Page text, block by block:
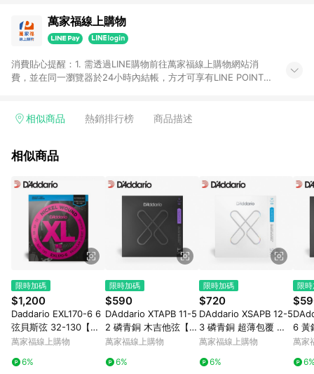
萬家福線上購物
消費貼心提醒：1. 需透過LINE購物前往萬家福線上購物網站消
費，並在同一瀏覽器於24小時內結帳，方才可享有LINE POINTS
4. 不具回饋資格種類商品：電子禮券。 5. 回饋點數計算將排除訂
錄，相關問題請於保留時間內聯絡客服中心，並由康達盛通生活
提供簡單、快速、輕鬆的購物流程及體驗，將不定期推出精選、
話題性或期間限定商品來滿足您的喜好。
相似商品 熱銷排行榜 商品描述
相似商品
限時加碼
$1,200
Daddario EXL170-6 6
弦貝斯弦 32-130【敦
煌樂器】
萬家福線上購物
6%
限時加碼
$590
DAddario XTAPB 11-5
2 磷青銅 木吉他弦【敦
煌樂器】
萬家福線上購物
6%
限時加碼
$720
DAddario XSAPB 12-5
3 磷青銅 超薄包覆 民
謠吉他弦【敦煌樂器】
萬家福線上購物
6%
限
6 黃
煌樂
萬家